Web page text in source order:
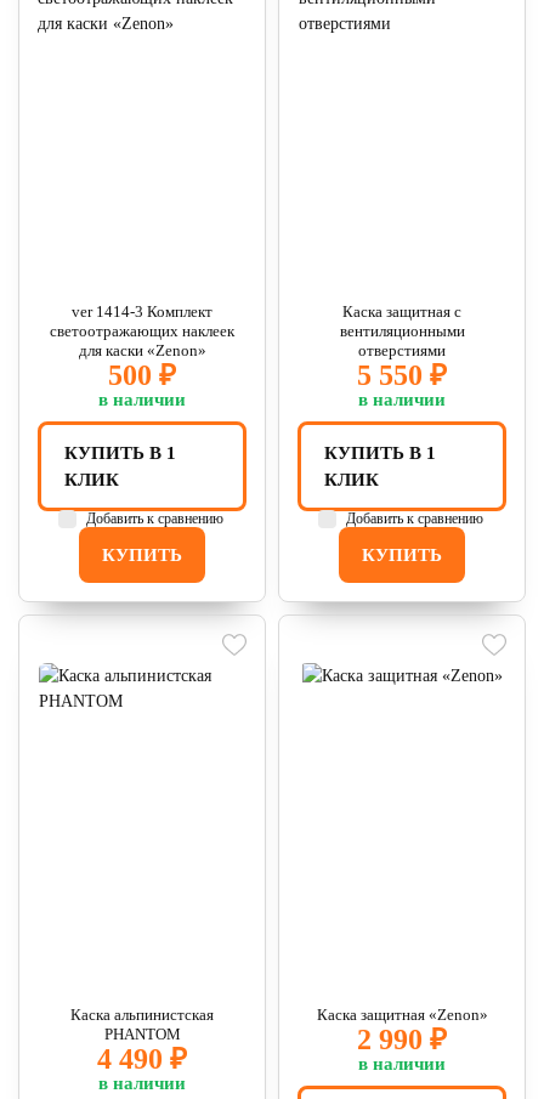
ver 1414-3 Комплект
светоотражающих наклеек
для каски «Zenon»
500 ₽
в наличии
КУПИТЬ
КУПИТЬ В 1
КЛИК
Добавить к сравнению
Каска защитная с
вентиляционными
отверстиями
5 550 ₽
в наличии
КУПИТЬ
КУПИТЬ В 1
КЛИК
Добавить к сравнению
Каска альпинистская
PHANTOM
4 490 ₽
в наличии
Каска защитная «Zenon»
2 990 ₽
в наличии